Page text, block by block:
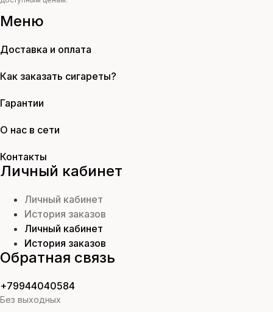
Меню
Доставка и оплата
Как заказать сигареты?
Гарантии
О нас в сети
Контакты
Личный кабинет
Личный кабинет
История заказов
Личный кабинет
История заказов
Обратная связь
+79944040584
Без выходных